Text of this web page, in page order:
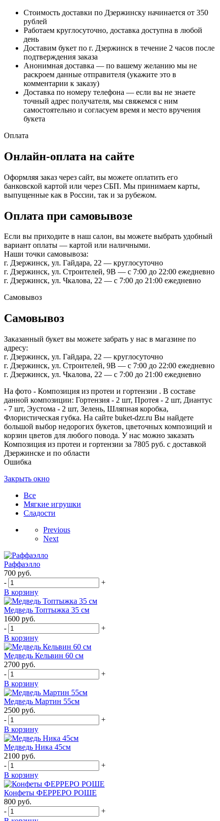
Стоимость доставки по Дзержинску начинается от 350
рублей
Работаем круглосуточно, доставка доступна в любой
день
Доставим букет по г. Дзержинск в течение 2 часов после
подтверждения заказа
Анонимная доставка — по вашему желанию мы не
раскроем данные отправителя (укажите это в
комментарии к заказу)
Доставка по номеру телефона — если вы не знаете
точный адрес получателя, мы свяжемся с ним
самостоятельно и согласуем время и место вручения
букета
Оплата
Онлайн-оплата на сайте
Оформляя заказ через сайт, вы можете оплатить его
банковской картой или через СБП. Мы принимаем карты,
выпущенные как в России, так и за рубежом.
Оплата при самовывозе
Если вы приходите в наш салон, вы можете выбрать удобный
вариант оплаты — картой или наличными.
Наши точки самовывоза:
г. Дзержинск, ул. Гайдара, 22 — круглосуточно
г. Дзержинск, ул. Строителей, 9В — с 7:00 до 22:00 ежедневно
г. Дзержинск, ул. Чкалова, 22 — с 7:00 до 21:00 ежедневно
Самовывоз
Самовывоз
Заказанный букет вы можете забрать у нас в магазине по
адресу:
г. Дзержинск, ул. Гайдара, 22 — круглосуточно
г. Дзержинск, ул. Строителей, 9В — с 7:00 до 22:00 ежедневно
г. Дзержинск, ул. Чкалова, 22 — с 7:00 до 21:00 ежедневно
На фото - Композиция из протеи и гортензии . В составе
данной композиции: Гортензия - 2 шт, Протея - 2 шт, Диантус
- 7 шт, Эустома - 2 шт, Зелень, Шляпная коробка,
Флористическая губка. На сайте buket-dzr.ru Вы найдете
большой выбор недорогих букетов, цветочных композиций и
корзин цветов для любого повода. У нас можно заказать
Композиция из протеи и гортензии за 7805 руб. с доставкой
Дзержинске и по области
Ошибка
Закрыть окно
Все
Мягкие игрушки
Сладости
Previous
Next
Раффаэлло
700 руб.
-
+
В корзину
Медведь Топтыжка 35 см
1600 руб.
-
+
В корзину
Медведь Кельвин 60 см
2700 руб.
-
+
В корзину
Медведь Мартин 55см
2500 руб.
-
+
В корзину
Медведь Ника 45см
2100 руб.
-
+
В корзину
Конфеты ФЕРРЕРО РОШЕ
800 руб.
-
+